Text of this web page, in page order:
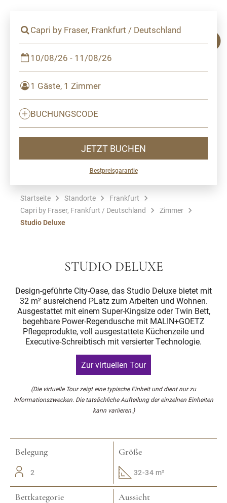
Capri by Fraser, Frankfurt / Deutschland
10/08/26 - 11/08/26
1 Gäste, 1 Zimmer
BUCHUNGSCODE
JETZT BUCHEN
Bestpreisgarantie
Startseite Standorte
Frankfurt
Capri by Fraser, Frankfurt / Deutschland
Zimmer
Studio Deluxe
STUDIO DELUXE
Design-geführte City-Oase, das Studio Deluxe bietet mit
32 m² ausreichend PLatz zum Arbeiten und Wohnen.
Ausgestattet mit einem Super-Kingsize oder Twin Bett,
begehbare Power-Regendusche mit MALIN+GOETZ
Pflegeprodukte, voll ausgestattete Küchenzeile und
Executive-Schreibtisch mit versierter Technologie.
Zur virtuellen Tour
(Die virtuelle Tour zeigt eine typische Einheit und dient nur zu
Informationszwecken. Die tatsächliche Aufteilung der einzelnen Einheiten
kann variieren.)
Belegung
2
Größe
32-34 m²
Bettkategorie Aussicht